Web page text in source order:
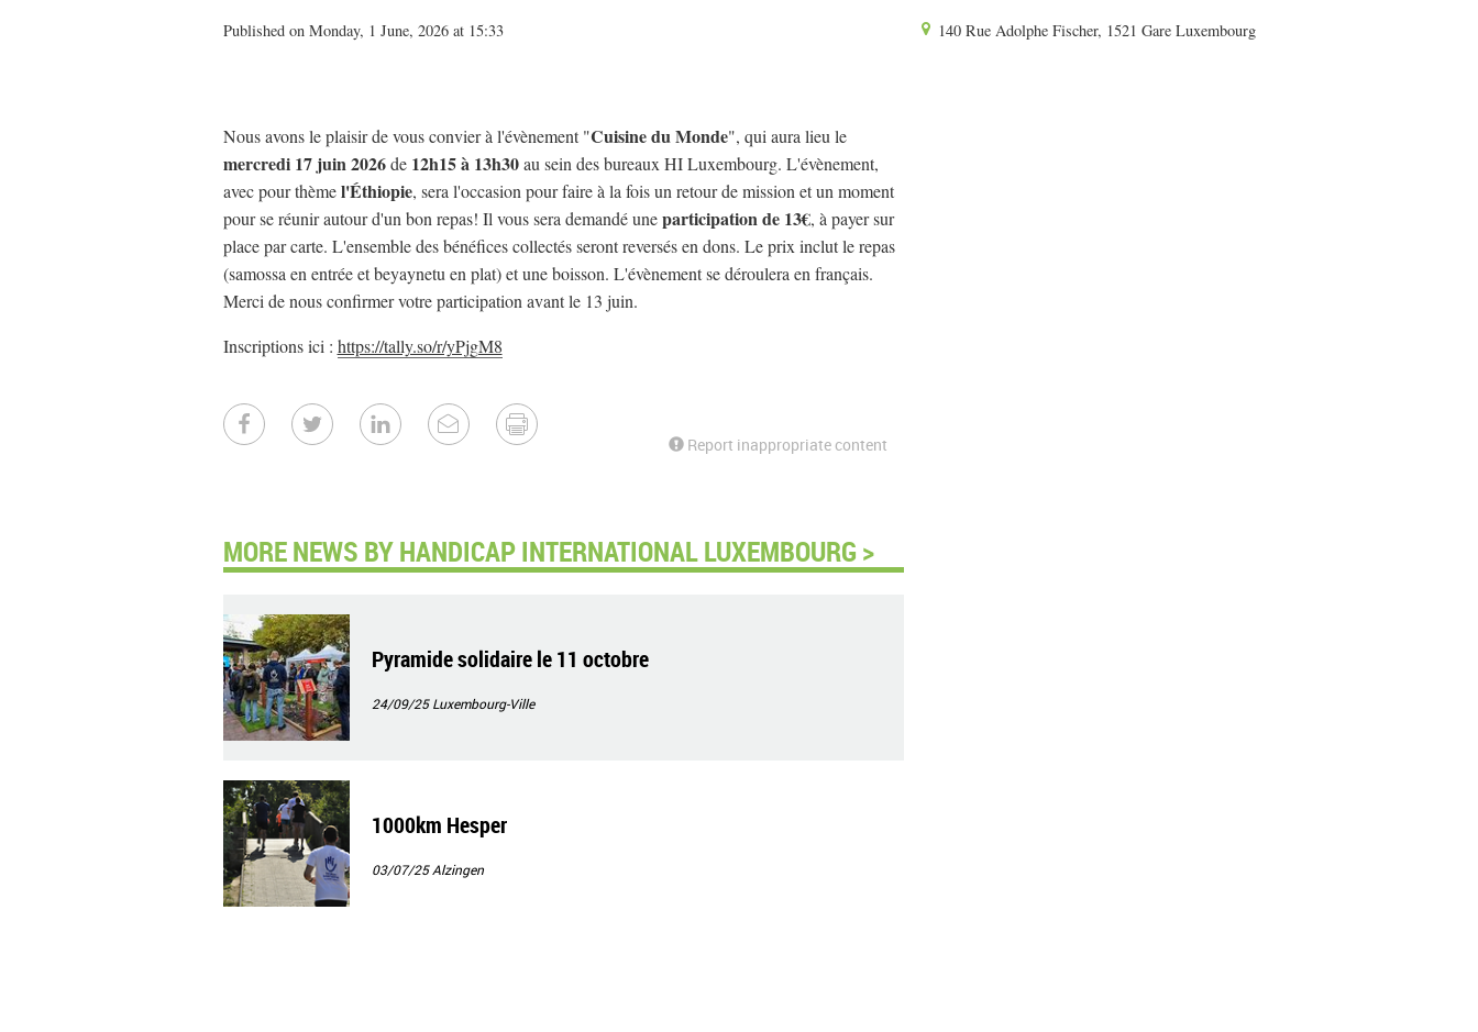
Published on Monday, 1 June, 2026 at 15:33 140 Rue Adolphe Fischer, 1521 Gare Luxembourg
Nous avons le plaisir de vous convier à l'évènement "Cuisine du Monde", qui aura lieu le
mercredi 17 juin 2026de 12h15 à 13h30au sein des bureaux HI Luxembourg. L'évènement,
avec pour thèmel'Éthiopie, sera l'occasion pour faire à la fois un retour de mission et un moment
pour se réunir autour d'un bon repas! Il vous sera demandé uneparticipation de 13€, à payer sur
place par carte. L'ensemble des bénéfices collectés seront reversés en dons. Le prix inclut le repas
(samossa en entrée et beyaynetu en plat) et une boisson. L'évènement se déroulera en français.
Merci de nous confirmer votre participation avant le 13 juin.
Inscriptions ici : https://tally.so/r/yPjgM8
Report inappropriate content
MORE NEWS BY HANDICAP INTERNATIONAL LUXEMBOURG >
Pyramide solidaire le 11 octobre
24/09/25Luxembourg-Ville
1000km Hesper
03/07/25Alzingen